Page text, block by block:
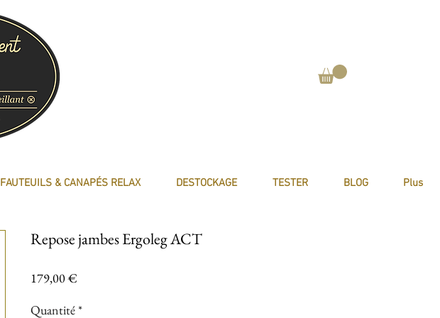
FAUTEUILS & CANAPÉS RELAX DESTOCKAGE TESTER BLOG Plus
Repose jambes Ergoleg ACT
179,00 €
Quantité*